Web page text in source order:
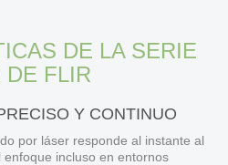
DE LA SERIE
DE FLIR
Y CONTINUO
por láser responde al instante al
incluso en entornos